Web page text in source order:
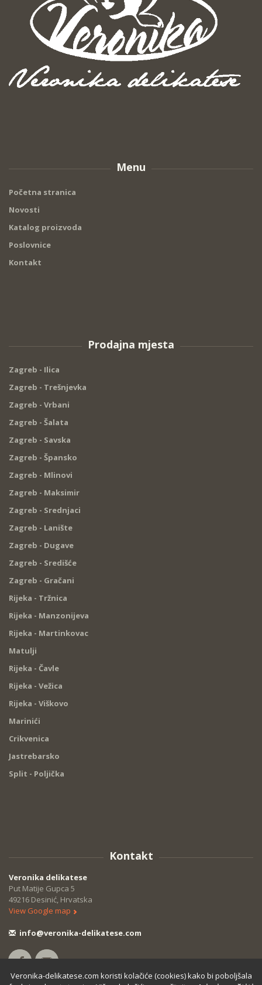
Menu
Početna stranica
Novosti
Katalog proizvoda
Poslovnice
Kontakt
Prodajna mjesta
Zagreb - Ilica
Zagreb - Trešnjevka
Zagreb - Vrbani
Zagreb - Šalata
Zagreb - Savska
Zagreb - Špansko
Zagreb - Mlinovi
Zagreb - Maksimir
Zagreb - Srednjaci
Zagreb - Lanište
Zagreb - Dugave
Zagreb - Središće
Zagreb - Gračani
Rijeka - Tržnica
Rijeka - Manzonijeva
Rijeka - Martinkovac
Matulji
Rijeka - Čavle
Rijeka - Vežica
Rijeka - Viškovo
Marinići
Crikvenica
Jastrebarsko
Split - Poljička
Kontakt
Veronika delikatese
Put Matije Gupca 5
49216 Desinić, Hrvatska
View Google map
info@veronika-delikatese.com
Veronika-delikatese.com koristi kolačiće (cookies) kako bi poboljšala